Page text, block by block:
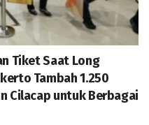
Tiket Saat Long
Tambah 1.250
Cilacap untuk Berbagai